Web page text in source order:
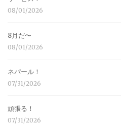
08/01/2026
8月だ〜
08/01/2026
ネパール！
07/31/2026
頑張る！
07/31/2026